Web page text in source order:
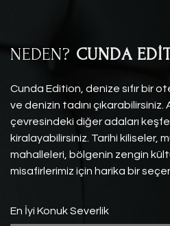
NEDEN? CUNDA
Cunda Edition, denize sıfır bir
ve denizin tadını çıkarabilirsiniz.
çevresindeki diğer adaları
kiralayabilirsiniz. Tarihi kiliseler,
mahalleleri, bölgenin zengin
misafirlerimiz için harika bir
En İyi Konuk Severlik